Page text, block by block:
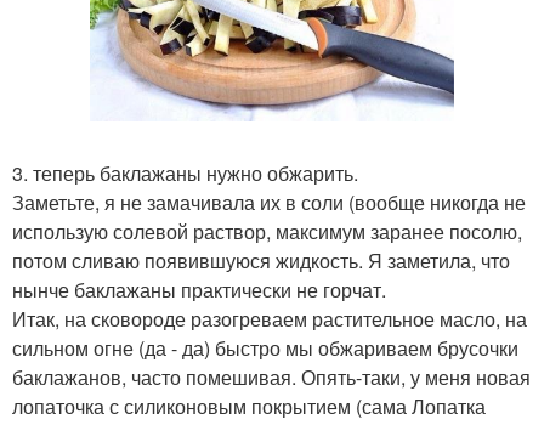
3. теперь баклажаны нужно обжарить.
Заметьте, я не замачивала их в соли (вообще никогда не
использую солевой раствор, максимум заранее посолю,
потом сливаю появившуюся жидкость. Я заметила, что
нынче баклажаны практически не горчат.
Итак, на сковороде разогреваем растительное масло, на
сильном огне (да - да) быстро мы обжариваем брусочки
баклажанов, часто помешивая. Опять-таки, у меня новая
лопаточка с силиконовым покрытием (сама Лопатка